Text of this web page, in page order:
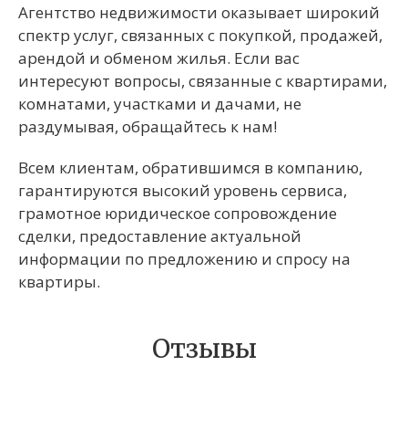
Агентство недвижимости оказывает широкий
спектр услуг, связанных с покупкой, продажей,
арендой и обменом жилья. Если вас
интересуют вопросы, связанные с квартирами,
комнатами, участками и дачами, не
раздумывая, обращайтесь к нам!
Всем клиентам, обратившимся в компанию,
гарантируются высокий уровень сервиса,
грамотное юридическое сопровождение
сделки, предоставление актуальной
информации по предложению и спросу на
квартиры.
Отзывы